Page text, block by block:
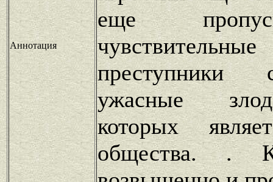
Аннотация
еще
преступники
ужасные
которых
общества. .